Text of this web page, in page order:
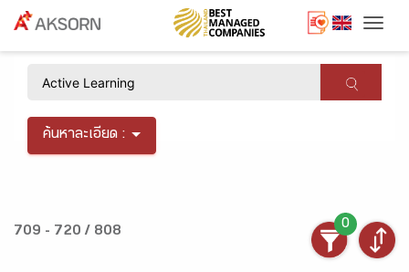
ค้นหาละเอียด :
709 - 720 / 808
0